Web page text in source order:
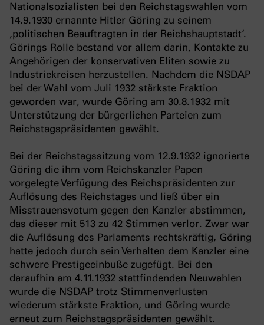
Nationalsozialisten bei den Reichstagswahlen vom
14.9.1930 ernannte Hitler Göring zu seinem
‚politischen Beauftragten in der Reichshauptstadt‘.
Görings Rolle bestand vor allem darin, Kontakte zu
Angehörigen der konservativen Eliten sowie zu
Industriekreisen herzustellen. Nachdem die NSDAP
bei der Wahl vom Juli 1932 stärkste Fraktion
geworden war, wurde Göring am 30.8.1932 mit
Unterstützung der bürgerlichen Parteien zum
Reichstagspräsidenten gewählt.
Bei der Reichstagssitzung vom 12.9.1932 ignorierte
Göring die ihm vom Reichskanzler Papen
vorgelegte Verfügung des Reichspräsidenten zur
Auflösung des Reichstages und ließ über ein
Misstrauensvotum gegen den Kanzler abstimmen,
das dieser mit 513 zu 42 Stimmen verlor. Zwar war
die Auflösung des Parlaments rechtskräftig, Göring
hatte jedoch durch sein Verhalten dem Kanzler eine
schwere Prestigeeinbuße zugefügt. Bei den
daraufhin am 4.11.1932 stattfindenden Neuwahlen
wurde die NSDAP trotz Stimmenverlusten
wiederum stärkste Fraktion, und Göring wurde
erneut zum Reichstagspräsidenten gewählt.